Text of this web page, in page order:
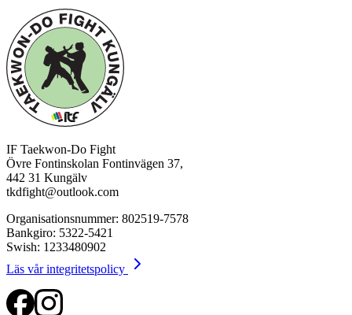
IF Taekwon-Do Fight
Övre Fontinskolan Fontinvägen 37,
442 31 Kungälv
tkdfight@outlook.com
Organisationsnummer: 802519-7578
Bankgiro: 5322-5421
Swish: 1233480902
Läs vår integritetspolicy